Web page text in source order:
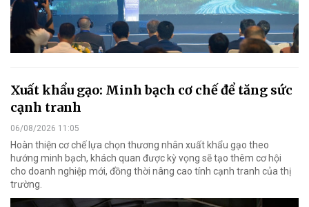
Xuất khẩu gạo: Minh bạch cơ chế để tăng sức
cạnh tranh
06/08/2026 11:05
Hoàn thiện cơ chế lựa chọn thương nhân xuất khẩu gạo theo
hướng minh bạch, khách quan được kỳ vọng sẽ tạo thêm cơ hội
cho doanh nghiệp mới, đồng thời nâng cao tính cạnh tranh của thị
trường.